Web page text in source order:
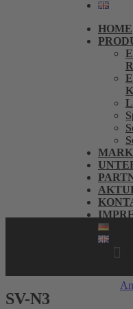
HOME
Menü
SV-N3